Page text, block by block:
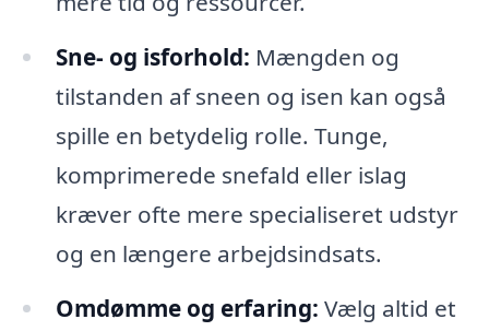
Sne- og isforhold: Mængden og
tilstanden af sneen og isen kan også
spille en betydelig rolle. Tunge,
komprimerede snefald eller islag
kræver ofte mere specialiseret udstyr
og en længere arbejdsindsats.
Omdømme og erfaring: Vælg altid et